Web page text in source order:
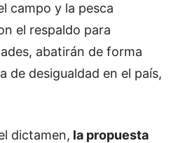
campo y la pesca
el respaldo para
abatirán de forma
de desigualdad en el país,
dictamen, la propuesta